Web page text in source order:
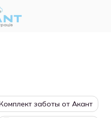
заботы от Акант